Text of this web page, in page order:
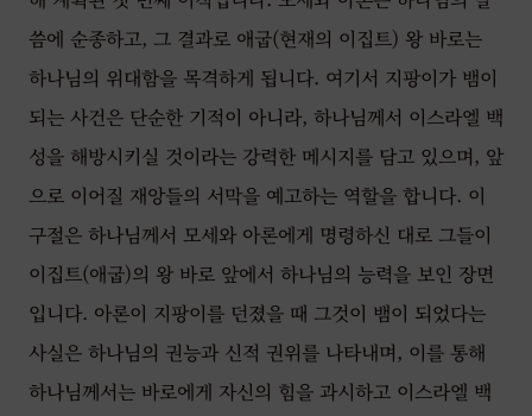
씀에 순종하고, 그 결과로 애굽(현재의 이집트) 왕 바로는
하나님의 위대함을 목격하게 됩니다. 여기서 지팡이가 뱀이
되는 사건은 단순한 기적이 아니라, 하나님께서 이스라엘 백
성을 해방시키실 것이라는 강력한 메시지를 담고 있으며, 앞
으로 이어질 재앙들의 서막을 예고하는 역할을 합니다. 이
구절은 하나님께서 모세와 아론에게 명령하신 대로 그들이
이집트(애굽)의 왕 바로 앞에서 하나님의 능력을 보인 장면
입니다. 아론이 지팡이를 던졌을 때 그것이 뱀이 되었다는
사실은 하나님의 권능과 신적 권위를 나타내며, 이를 통해
하나님께서는 바로에게 자신의 힘을 과시하고 이스라엘 백